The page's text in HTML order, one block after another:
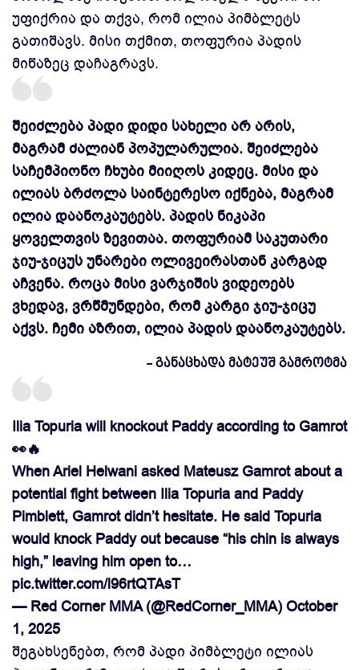
უფიქრია და თქვა, რომ ილია პიმბლეტს
გათიშავს. მისი თქმით, თოფურია პადის
მიწაზეც დაჩაგრავს.
შეიძლება პადი დიდი სახელი არ არის,
მაგრამ ძალიან პოპულარულია. შეიძლება
საჩემპიონო ჩხუბი მიიღოს კიდეც. მისი და
ილიას ბრძოლა საინტერესო იქნება, მაგრამ
ილია დაანოკაუტებს. პადის ნიკაპი
ყოველთვის ზევითაა. თოფურიამ საკუთარი
ჯიუ-ჯიცუს უნარები ოლივეირასთან კარგად
აჩვენა. როცა მისი ვარჯიშის ვიდეოებს
ვხედავ, ვრწმუნდები, რომ კარგი ჯიუ-ჯიცუ
აქვს. ჩემი აზრით, ილია პადის დაანოკაუტებს.
- განაცხადა მატეუშ გამროტმა
Ilia Topuria will knockout Paddy according to Gamrot
👀🔥
When Ariel Helwani asked Mateusz Gamrot about a
potential fight between Ilia Topuria and Paddy
Pimblett, Gamrot didn’t hesitate. He said Topuria
would knock Paddy out because “his chin is always
high,” leaving him open to…
pic.twitter.com/l96rtQTAsT
— Red Corner MMA (@RedCorner_MMA) October
1, 2025
შეგახსენებთ, რომ პადი პიმბლეტი ილიას